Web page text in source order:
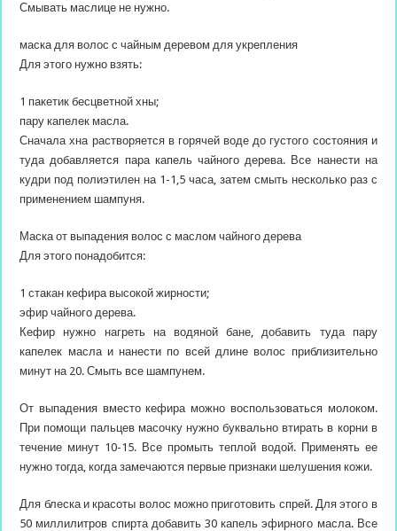
Смывать маслице не нужно.
маска для волос с чайным деревом для укрепления
Для этого нужно взять:
1 пакетик бесцветной хны;
пару капелек масла.
Сначала хна растворяется в горячей воде до густого состояния и
туда добавляется пара капель чайного дерева. Все нанести на
кудри под полиэтилен на 1-1,5 часа, затем смыть несколько раз с
применением шампуня.
Маска от выпадения волос с маслом чайного дерева
Для этого понадобится:
1 стакан кефира высокой жирности;
эфир чайного дерева.
Кефир нужно нагреть на водяной бане, добавить туда пару
капелек масла и нанести по всей длине волос приблизительно
минут на 20. Смыть все шампунем.
От выпадения вместо кефира можно воспользоваться молоком.
При помощи пальцев масочку нужно буквально втирать в корни в
течение минут 10-15. Все промыть теплой водой. Применять ее
нужно тогда, когда замечаются первые признаки шелушения кожи.
Для блеска и красоты волос можно приготовить спрей. Для этого в
50 миллилитров спирта добавить 30 капель эфирного масла. Все